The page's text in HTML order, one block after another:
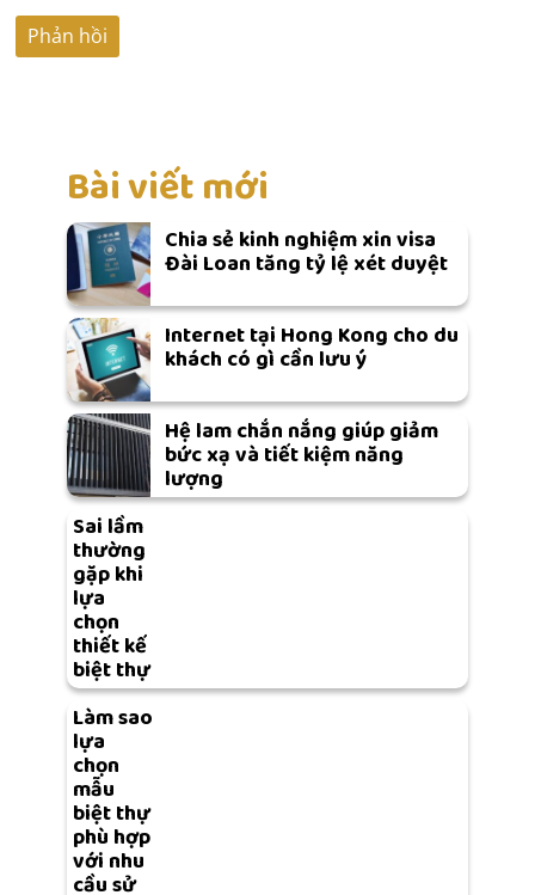
Bài viết mới
Chia sẻ kinh nghiệm xin visa
Đài Loan tăng tỷ lệ xét duyệt
Internet tại Hong Kong cho du
khách có gì cần lưu ý
Hệ lam chắn nắng giúp giảm
bức xạ và tiết kiệm năng
lượng
Sai lầm
thường
gặp khi
lựa
chọn
thiết kế
biệt thự
Làm sao
lựa
chọn
mẫu
biệt thự
phù hợp
với nhu
cầu sử